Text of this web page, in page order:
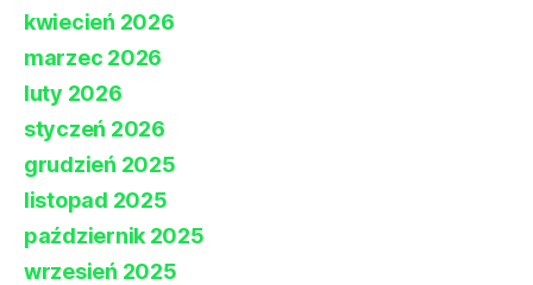
kwiecień 2026
marzec 2026
luty 2026
styczeń 2026
grudzień 2025
listopad 2025
październik 2025
wrzesień 2025